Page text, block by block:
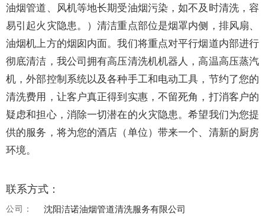
油烟管道、风机等地长期受油烟污染，如不及时清洗，容
易引起火灾隐患。）清洁重点部位是烟罩内侧，排风扇、
油烟机上方的烟囱内面。我们将重点对平行烟道内部进行
彻底清洁，我公司拥有高压清洗机机器人，高温高压蒸汽
机，外部控制系统以及各种手工和电动工具，节约了您的
清洗费用，让客户真正得到实惠，不留死角，打消客户的
疑虑和担心，消除一切潜在的火灾隐患。希望我们为您提
供的服务，将为您的酒店（单位）带来一个、清新的厨房
环境。
联系方式：
公司： 沈阳洁诺油烟管道清洗服务有限公司